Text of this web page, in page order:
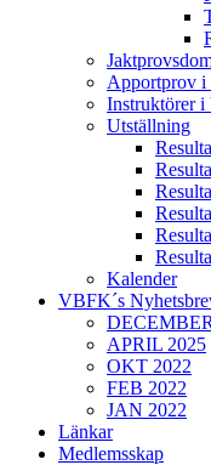
Apportprov
Instruktörer
Utställning
Kalender
VBFK´s
APRIL 2025
OKT 2022
FEB 2022
JAN 2022
Länkar
Medlemsskap